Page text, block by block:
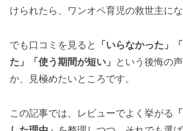
けられたら、ワンオペ育児の救世主にな
でも口コミを見ると
「いらなかった」
た」「使う期間が短い」
という後悔の
か、見極めたいところです。
この記事では、レビューでよく挙がる